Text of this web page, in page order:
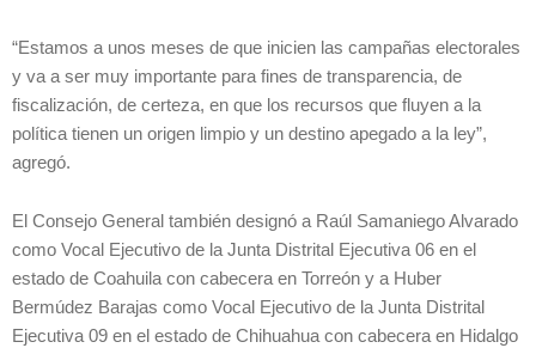
“Estamos a unos meses de que inicien las campañas electorales
y va a ser muy importante para fines de transparencia, de
fiscalización, de certeza, en que los recursos que fluyen a la
política tienen un origen limpio y un destino apegado a la ley”,
agregó.
El Consejo General también designó a Raúl Samaniego Alvarado
como Vocal Ejecutivo de la Junta Distrital Ejecutiva 06 en el
estado de Coahuila con cabecera en Torreón y a Huber
Bermúdez Barajas como Vocal Ejecutivo de la Junta Distrital
Ejecutiva 09 en el estado de Chihuahua con cabecera en Hidalgo